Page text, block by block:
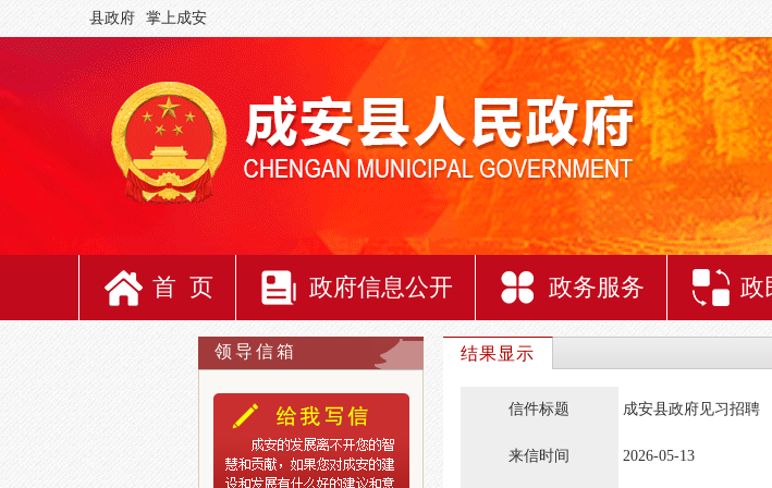
县政府 掌上成安
首 页 政府信息公开 政务服务 政
领导信箱 结果显示
信件标题 成安县政府见习招聘
来信时间 2026-05-13